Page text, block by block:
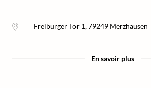
Freiburger Tor 1,79249 Merzhausen
En savoir plus